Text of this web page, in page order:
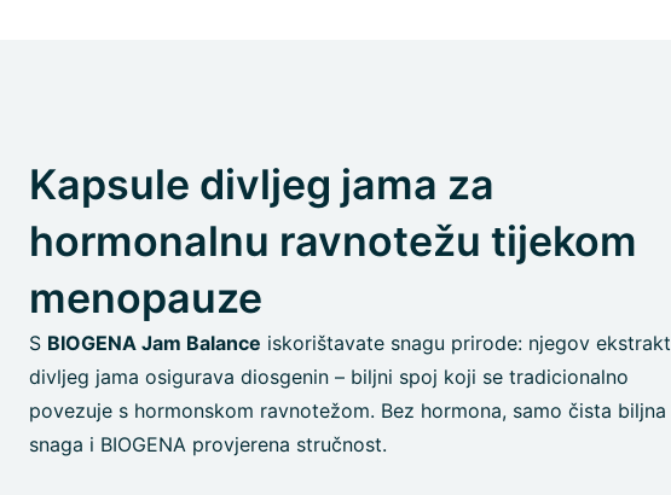
Kapsule divljeg jama za
hormonalnu ravnotežu tijekom
menopauze
S BIOGENA Jam Balance iskorištavate snagu prirode: njegov ekstrakt
divljeg jama osigurava diosgenin – biljni spoj koji se tradicionalno
povezuje s hormonskom ravnotežom. Bez hormona, samo čista biljna
snaga i BIOGENA provjerena stručnost.